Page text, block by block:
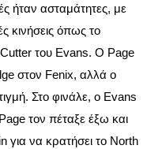
ήταν ασταμάτητες, με
κινήσεις όπως το
του Evans. Ο Page
στον Fenix, αλλά ο
Στο φινάλε, ο Evans
τον πέταξε έξω και
για να κρατήσει το North